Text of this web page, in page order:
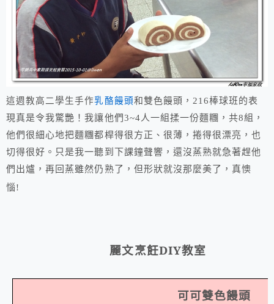
這週教高二學生手作乳酪饅頭和雙色饅頭，216棒球班的表
現真是令我驚艷！我讓他們3~4人一組揉一份麵糰，共8組，
他們很細心地把麵糰都桿得很方正、很薄，捲得很漂亮，也
切得很好。只是我一聽到下課鐘聲響，還沒蒸熟就急著趕他
們出爐，再回蒸雖然仍熟了，但形狀就沒那麼美了，真懊
惱!
麗文烹飪DIY教室
可可雙色饅頭